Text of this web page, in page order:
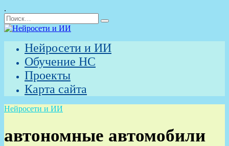
.
Перейти
к
содержанию
Search
for:
Нейросети и ИИ
Обучение НС
Проекты
Карта сайта
Нейросети и ИИ
автономные автомобили